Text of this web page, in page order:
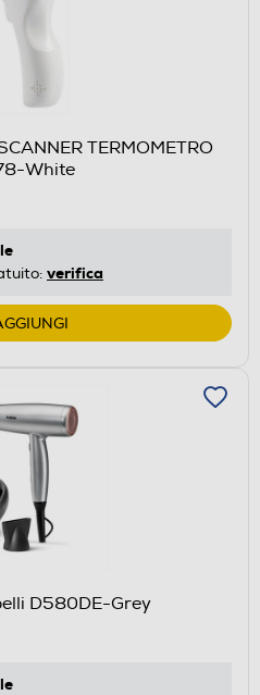
TERMOMETRO
White
verifica
D580DE-Grey